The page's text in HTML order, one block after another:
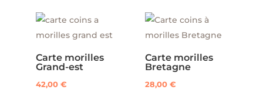
Carte morilles
Grand-est
42,00 €
Carte morilles
Bretagne
28,00€